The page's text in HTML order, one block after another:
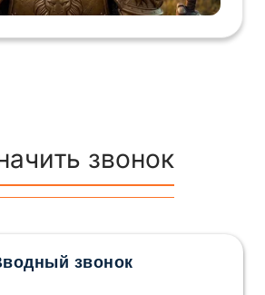
звонок
звонок